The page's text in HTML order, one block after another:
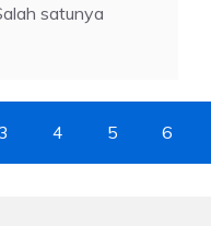
satunya
3 4 5 6